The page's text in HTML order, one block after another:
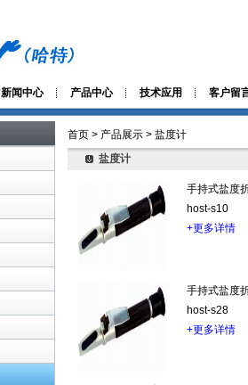
新闻中心 产品中心 技术应用 客户留
首页 > 产品展示 > 盐度计
盐度计
手持式盐度
host-s10
+更多详情
手持式盐度
host-s28
+更多详情